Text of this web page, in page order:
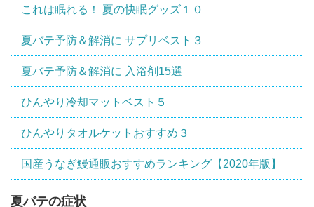
これは眠れる！ 夏の快眠グッズ１０
夏バテ予防＆解消に サプリベスト３
夏バテ予防＆解消に 入浴剤15選
ひんやり冷却マットベスト５
ひんやりタオルケットおすすめ３
国産うなぎ鰻通販おすすめランキング【2020年版】
夏バテの症状